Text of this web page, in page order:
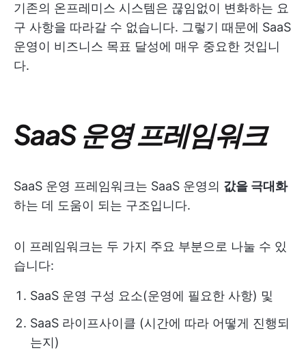
기존의 온프레미스 시스템은 끊임없이 변화하는 요
구 사항을 따라갈 수 없습니다. 그렇기 때문에 SaaS
운영이 비즈니스 목표 달성에 매우 중요한 것입니
다.
SaaS 운영 프레임워크
SaaS 운영 프레임워크는 SaaS 운영의 값을 극대화
하는 데 도움이 되는 구조입니다.
이 프레임워크는 두 가지 주요 부분으로 나눌 수 있
습니다:
SaaS 운영 구성 요소(운영에 필요한 사항) 및
SaaS 라이프사이클 (시간에 따라 어떻게 진행되
는지)